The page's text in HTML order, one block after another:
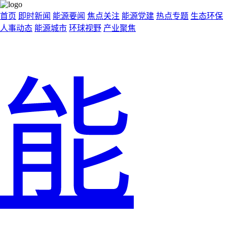
首页 即时新闻 能源要闻 焦点关注 能源党建 热点专题 生态环保
人事动态 能源城市 环球视野 产业聚焦
能